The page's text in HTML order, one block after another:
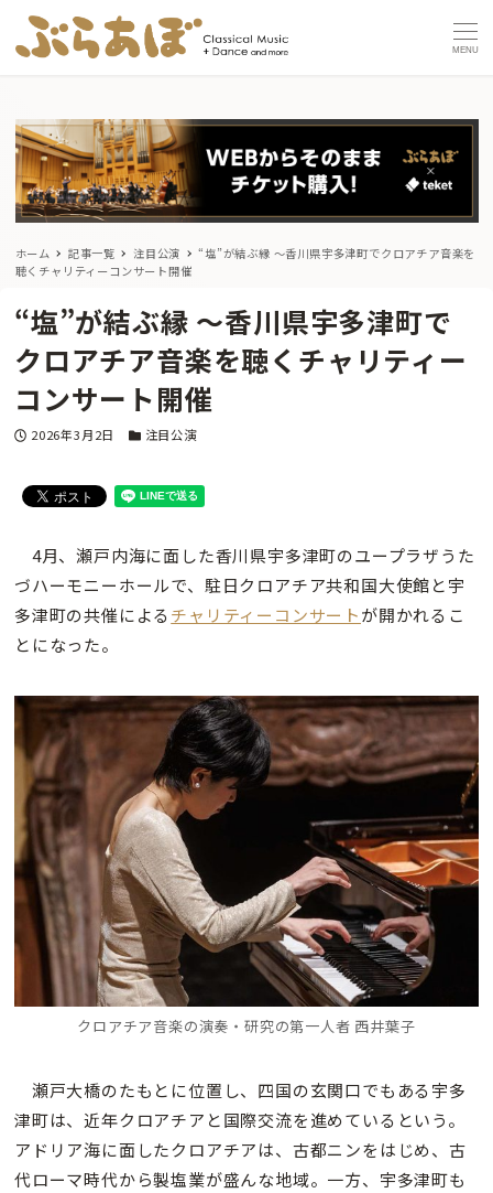
MENU
ホーム 記事一覧 注目公演
“塩”が結ぶ縁 〜香川県宇多津町でクロアチア音楽を
聴くチャリティーコンサート開催
“塩”が結ぶ縁 〜香川県宇多津町で
クロアチア音楽を聴くチャリティー
コンサート開催
投稿日
2026年3月2日 カテゴリー
注目公演
4月、瀬戸内海に面した香川県宇多津町のユープラザうた
づハーモニーホールで、駐日クロアチア共和国大使館と宇
多津町の共催によるチャリティーコンサートが開かれるこ
とになった。
クロアチア音楽の演奏・研究の第一人者 西井葉子
瀬戸大橋のたもとに位置し、四国の玄関口でもある宇多
津町は、近年クロアチアと国際交流を進めているという。
アドリア海に面したクロアチアは、古都ニンをはじめ、古
代ローマ時代から製塩業が盛んな地域。一方、宇多津町も